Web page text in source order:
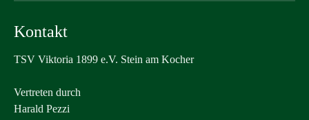
Kontakt
TSV Viktoria 1899 e.V. Stein am Kocher
Vertreten durch
Harald Pezzi